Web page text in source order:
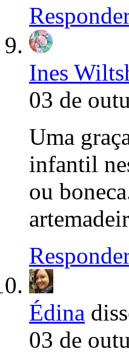
Ines
03 de
Uma
infantil
ou
Édina
03 de